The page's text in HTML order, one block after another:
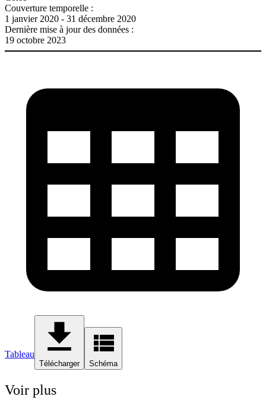
Couverture temporelle :
1 janvier 2020 - 31 décembre 2020
Dernière mise à jour des données :
19 octobre 2023
Tableau
Télécharger Schéma
Voir plus